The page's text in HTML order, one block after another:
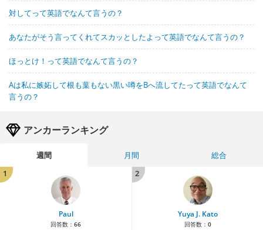
対してって英語でなんて言うの？
あなたがそう言ってくれてスカッとしたよって英語でなんて言うの？
ほっとけ！って英語でなんて言うの？
Aは私に嫉妬して根も葉もない黒い噂をBへ流してたって英語でなんて
言うの？
アンカーランキング
週間 月間
総合
1
Paul
回答数： 66
2
Yuya J. Kato
回答数： 0